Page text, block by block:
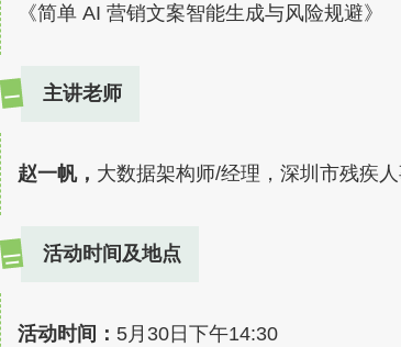
《简单 AI 营销文案智能生成与风险规避》
二 主讲老师
赵一帆， 大数据架构师/经理，深圳市残疾
三 活动时间及地点
活动时间： 5月30日下午14:30